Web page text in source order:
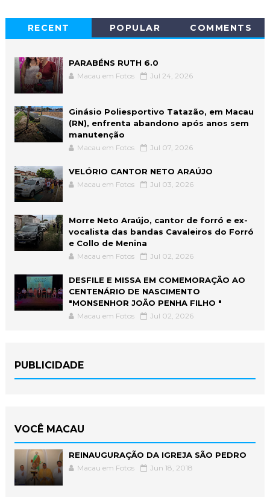
RECENT POPULAR COMMENTS
PARABÉNS RUTH 6.0
Macau em Fotos Jul 24, 2026
Ginásio Poliesportivo Tatazão, em Macau
(RN), enfrenta abandono após anos sem
manutenção
Macau em Fotos Jul 07, 2026
VELÓRIO CANTOR NETO ARAÚJO
Macau em Fotos Jul 03, 2026
Morre Neto Araújo, cantor de forró e ex-
vocalista das bandas Cavaleiros do Forró
e Collo de Menina
Macau em Fotos Jul 02, 2026
DESFILE E MISSA EM COMEMORAÇÃO AO
CENTENÁRIO DE NASCIMENTO
"MONSENHOR JOÃO PENHA FILHO "
Macau em Fotos Jul 02, 2026
PUBLICIDADE
VOCÊ MACAU
REINAUGURAÇÃO DA IGREJA SÃO PEDRO
Macau em Fotos Jun 18, 2018